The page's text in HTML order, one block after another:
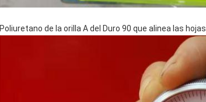
Poliuretano de la orilla A del Duro 90 que alinea las hojas